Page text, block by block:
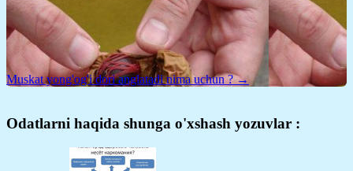
Muskat yong'og'i dori anglatadi nima uchun ? →
Odatlarni haqida shunga o'xshash yozuvlar :